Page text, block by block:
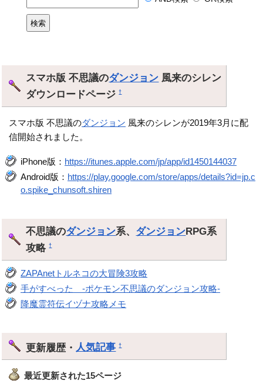
スマホ版 不思議のダンジョン 風来のシレン
ダウンロードページ†
スマホ版 不思議のダンジョン 風来のシレンが2019年3月に配
信開始されました。
iPhone版： https://itunes.apple.com/jp/app/id1450144037
Android版： https://play.google.com/store/apps/details?id=jp.c
o.spike_chunsoft.shiren
不思議のダンジョン系、 ダンジョンRPG系
攻略†
ZAPAnetトルネコの大冒険3攻略
手がすべった -ポケモン不思議のダンジョン攻略-
降魔霊符伝イヅナ攻略メモ
更新履歴・ 人気記事 †
最近更新された15ページ